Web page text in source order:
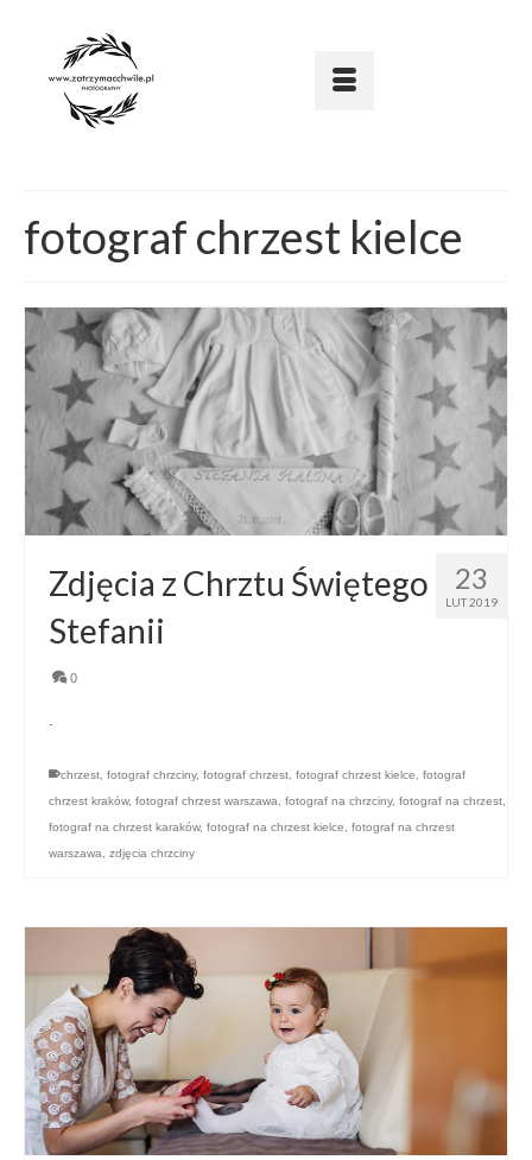
fotograf chrzest kielce
23
LUT 2019
Zdjęcia z Chrztu Świętego
Stefanii
0
chrzest fotograf chrzciny, fotograf chrzest fotograf chrzest kielce
fotograf
chrzest kraków, fotograf chrzest warszawa fotograf na chrzciny, fotograf na chrzest
fotograf na chrzest karaków, fotograf na chrzest kielce
fotograf na chrzest
warszawa
zdjęcia chrzciny